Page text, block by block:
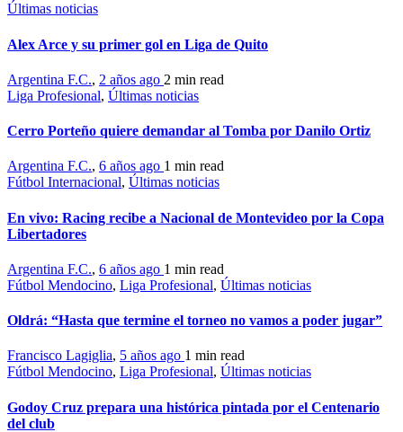
Últimas noticias
Alex Arce y su primer gol en Liga de Quito
Argentina F.C., 2 años ago 2 min read
Liga Profesional, Últimas noticias
Cerro Porteño quiere demandar al Tomba por Danilo Ortiz
Argentina F.C., 6 años ago 1 min read
Fútbol Internacional, Últimas noticias
En vivo: Racing recibe a Nacional de Montevideo por la Copa
Libertadores
Argentina F.C., 6 años ago 1 min read
Fútbol Mendocino, Liga Profesional, Últimas noticias
Oldrá: “Hasta que termine el torneo no vamos a poder jugar”
Francisco Lagiglia, 5 años ago 1 min read
Fútbol Mendocino, Liga Profesional, Últimas noticias
Godoy Cruz prepara una histórica pintada por el Centenario
del club